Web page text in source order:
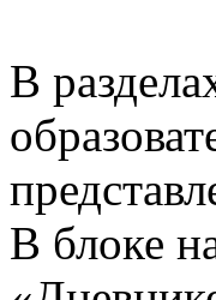
В
В блоке